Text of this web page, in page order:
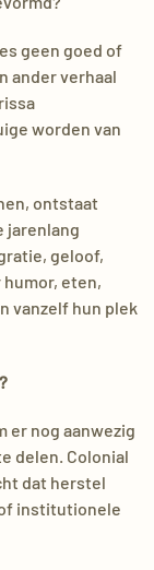
geen goed of
ander verhaal
worden van
ontstaat
jarenlang
geloof,
eten,
vanzelf hun plek
er nog aanwezig
delen. Colonial
dat herstel
institutionele